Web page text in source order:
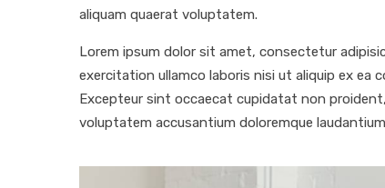
aliquam quaerat voluptatem.
Lorem ipsum dolor sit amet, consectetur
exercitation ullamco laboris nisi ut aliquip ex ea
Excepteur sint occaecat cupidatat non
voluptatem accusantium doloremque